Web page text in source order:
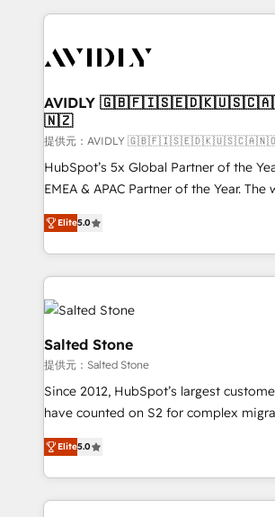
digital agency and an integrator. With
CRM and webdesign (We focus on
AVIDLY
🇳🇿
提供元：AVIDLY
HubSpot’s 5x Global Partner of the
EMEA & APAC Partner of the Year. The
experienced and fully accredited
Partner. 🚀 With 2,750+ HubSpot projects delivered
and 370+ specialists across EMEA,
we de-risk complex CRM
accelerate ROI across every HubSpot Hub. 🧭
multi-region migrations to AI-powered
we turn complexity into clarity, human
scale. 🏆 HubSpot’s CEO called us “the partner of the
future.” Others agree it is proof of
measurable impact.
Elite5.0
Salted Stone
提供元：Salted Stone
Since 2012, HubSpot’s largest
have counted on S2 for complex
management, systems integration, and
solutions that deliver measurable
transform brand experiences As one of the few full-
service creative agencies in the
Elite5.0